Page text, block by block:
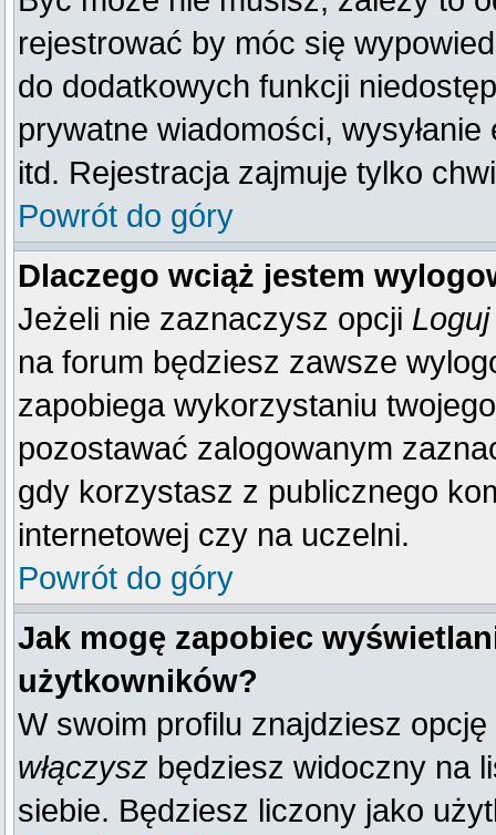
rejestrować by móc się
do dodatkowych funkcji
prywatne wiadomości,
itd. Rejestracja zajmuje tylko
Powrót do góry
Dlaczego wciąż jestem
Jeżeli nie zaznaczysz opcji
na forum będziesz zawsze
zapobiega wykorzystaniu
pozostawać zalogowanym
gdy korzystasz z publicznego
internetowej czy na uczelni.
Powrót do góry
Jak mogę zapobiec
użytkowników?
W swoim profilu znajdziesz opcję
włączysz będziesz widoczny na
siebie. Będziesz liczony jako